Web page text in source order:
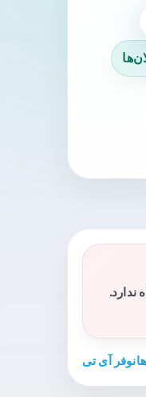
هانوفر آی تی